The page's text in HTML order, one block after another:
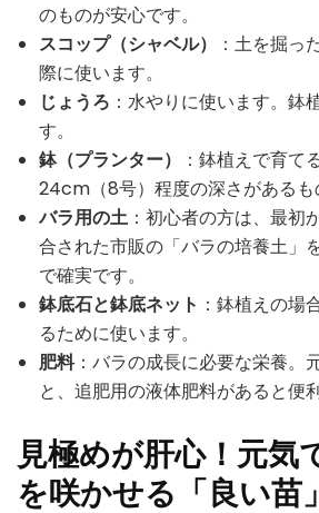
のものが安心です。
スコップ（シャベル）
：土を掘っ
際に使います。
じょうろ ：水やりに使います。鉢
す。
鉢（プランター）
：鉢植えで育て
24cm（8号）程度の深さがあるも
バラ用の土 ：初心者の方は、最初
合された市販の「バラの培養土」
で確実です。
鉢底石と鉢底ネット ：鉢植えの場
るために使います。
肥料：バラの成長に必要な栄養。
と、追肥用の液体肥料があると便利
見極めが肝心！元気
を咲かせる「良い苗